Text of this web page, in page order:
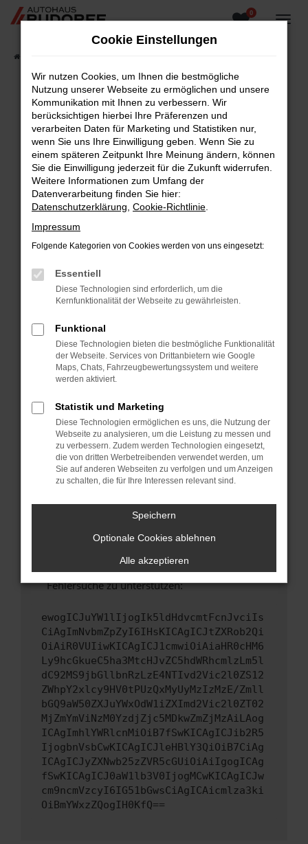
Zum
0
Fehler: Network Error
Beim Laden ist ein Fehler aufgetreten.
Hier sind ein paar Tipps, die dir helfen können:
Überprüfe deine Firewall und deine
Internetverbindung.
Laden andere Webseiten, zum Beispiel deine
Suchmaschine?
Prüfe deine Browsererweiterungen.
Manche Erweiterungen, wie Werbeblocker,
können das Laden bestimmter Seiten
verhindern. Funktioniert die Seite in einem
Fenster?
Starte dein Gerät neu.
Das kann manchmal helfen, vorübergehende
Probleme zu beheben.
Betriebssystem auf dem neuesten Stand
sind.
Veraltete Software birgt nicht nur ein
Sicherheitsrisiko, sondern kann auch dazu
führen, dass bestimmte Funktionen nicht mehr
unterstützt werden.
Wende dich an den Webseitenbetreiber.
Wenn du alle oben genannten Schritte versucht
hast, kontaktiere uns bitte. Wir werden
versuchen, das Problem zu beheben. Du kannst
uns diesen Text schicken, um uns bei der
Fehlersuche zu unterstützen:
ewogICJuYW1lIjogIk5ldHdvcmtFcnJvciIs
CiAgImNvbmZpZyI6IHsKICAgICJtZXRob2Qi
OiAiR0VUIiwKICAgICJ1cmwiOiAiaHR0cHM6
Ly9hcGkueC5ha3MtcHJvZC5hdWRhcmlzLm5l
dC92MS9jbGllbnRzLzE4NTIvd2Vic2l0ZS12
ZWhpY2xlcy9HV0tPUzQxMyUyMzIzMzE/Zmll
bGQ9aW50ZXJuYWxOdW1iZXImd2Vic2l0ZT02
MjZmYmViNzM0YzdjZjc5MDkwZmZjMzAiLAog
ICAgImhlYWRlcnMiOiB7fSwKICAgICJib2R5
IjogbnVsbCwKICAgICJleHBlY3QiOiB7CiAg
ICAgICJyZXNwb25zZVR5cGUiOiAiIgogICAg
fSwKICAgICJ0aW1lb3V0IjogMCwKICAgICJw
cm9ncmVzcyI6IG51bGwsCiAgICAicmlza3ki
OiBmYWxzZQogIH0KfQ==
Cookie Einstellungen
Wir nutzen Cookies, um Ihnen die bestmögliche
Nutzung unserer Webseite zu ermöglichen und unsere
Kommunikation mit Ihnen zu verbessern. Wir
berücksichtigen hierbei Ihre Präferenzen und
verarbeiten Daten für Marketing und Statistiken nur,
wenn Sie uns Ihre Einwilligung geben. Wenn Sie zu
einem späteren Zeitpunkt Ihre Meinung ändern, können
Sie die Einwilligung jederzeit für die Zukunft widerrufen.
Weitere Informationen zum Umfang der
Datenverarbeitung finden Sie hier:
Datenschutzerklärung Cookie-Richtlinie
Impressum
Folgende Kategorien von Cookies werden von uns eingesetzt:
Essentiell
Diese Technologien sind erforderlich, um die
Kernfunktionalität der Webseite zu gewährleisten.
Funktional
Diese Technologien bieten die bestmögliche Funktionalität
der Webseite. Services von Drittanbietern wie Google
Maps, Chats, Fahrzeugbewertungssystem und weitere
werden aktiviert.
Statistik und Marketing
Diese Technologien ermöglichen es uns, die Nutzung der
Webseite zu analysieren, um die Leistung zu messen und
zu verbessern. Zudem werden Technologien eingesetzt,
die von dritten Werbetreibenden verwendet werden, um
Sie auf anderen Webseiten zu verfolgen und um Anzeigen
zu schalten, die für Ihre Interessen relevant sind.
Speichern
Optionale Cookies ablehnen
Alle akzeptieren